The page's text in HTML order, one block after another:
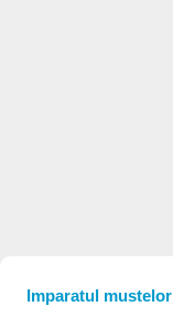
Imparatul mustelor